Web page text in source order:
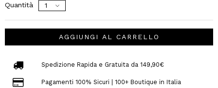
Quantità
AGGIUNGI AL CARRELLO
Spedizione Rapida e Gratuita da 149,90€
Pagamenti 100% Sicuri | 100+ Boutique in Italia